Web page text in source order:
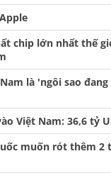
chip lớn nhất thế
là 'ngôi sao
Việt Nam: 36,6 tỷ
muốn rót thêm 2